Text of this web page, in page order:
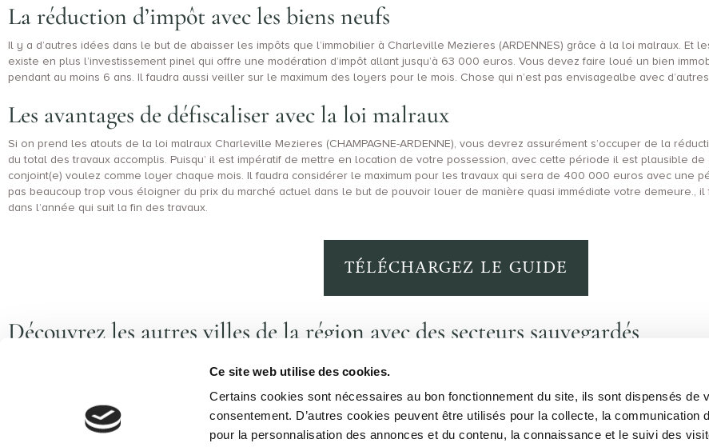
Ce site web utilise des cookies.
Certains cookies sont nécessaires au bon fonctionnement du site, ils sont dispensés de
consentement. D’autres cookies peuvent être utilisés pour la collecte, la communication
pour la personnalisation des annonces et du contenu, la connaissance et le suivi des
La réduction d’impôt avec les biens neufs
Il y a d’autres idées dans le but de abaisser les impôts que l’immobilier à Charleville Mezieres (ARDENNES) grâce à la loi malraux. Et
existe en plus l’investissement pinel qui offre une modération d’impôt allant jusqu’à 63 000 euros. Vous devez faire loué un bien
pendant au moins 6 ans. Il faudra aussi veiller sur le maximum des loyers pour le mois. Chose qui n’est pas envisagealbe avec
Les avantages de défiscaliser avec la loi malraux
Si on prend les atouts de la loi malraux Charleville Mezieres (CHAMPAGNE-ARDENNE), vous devrez assurément s’occuper de la
du total des travaux accomplis. Puisqu’ il est impératif de mettre en location de votre possession, avec cette période il est plausible
conjoint(e) voulez comme loyer chaque mois. Il faudra considérer le maximum pour les travaux qui sera de 400 000 euros avec une
pas beaucoup trop vous éloigner du prix du marché actuel dans le but de pouvoir louer de manière quasi immédiate votre demeure.,
dans l’année qui suit la fin des travaux.
TÉLÉCHARGEZ LE GUIDE
Découvrez les autres villes de la région avec des secteurs sauvegardés
Loi malraux Langres 52200-Loi malraux Colmar 68000